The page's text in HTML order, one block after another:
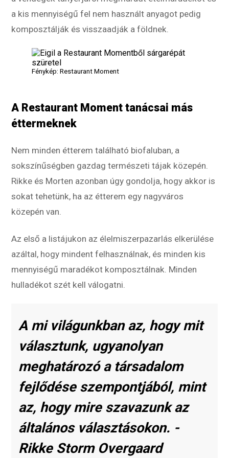
a kis mennyiségű fel nem használt anyagot pedig
komposztálják és visszaadják a földnek.
Fénykép: Restaurant Moment
A Restaurant Moment tanácsai más
éttermeknek
Nem minden étterem található biofaluban, a
sokszínűségben gazdag természeti tájak közepén.
Rikke és Morten azonban úgy gondolja, hogy akkor is
sokat tehetünk, ha az étterem egy nagyváros
közepén van.
Az első a listájukon az élelmiszerpazarlás elkerülése
azáltal, hogy mindent felhasználnak, és minden kis
mennyiségű maradékot komposztálnak. Minden
hulladékot szét kell válogatni.
A mi világunkban az, hogy mit
választunk, ugyanolyan
meghatározó a társadalom
fejlődése szempontjából, mint
az, hogy mire szavazunk az
általános választásokon. -
Rikke Storm Overgaard